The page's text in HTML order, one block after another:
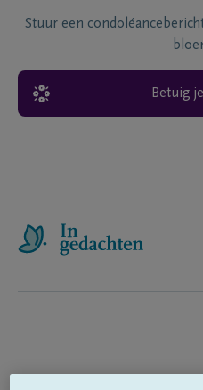
Stuur een
Betuig